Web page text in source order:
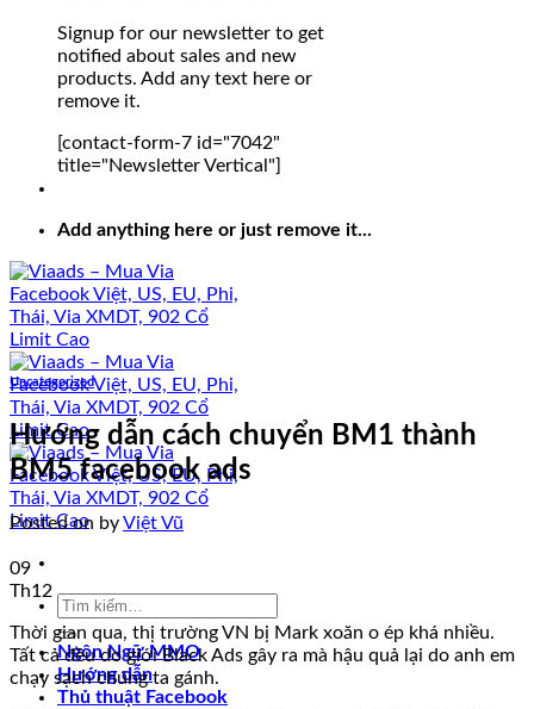
Signup for our newsletter to get
notified about sales and new
products. Add any text here or
remove it.
[contact-form-7 id="7042"
title="Newsletter Vertical"]
Add anything here or just remove it...
Tìm
kiếm:
Ngôn Ngữ MMO
Hướng dẫn
Thủ thuật Facebook
Uncategorized
Hướng dẫn cách chuyển BM1 thành
BM5 facebook ads
Posted on byViệt Vũ
09
Th12
Thời gian qua, thị trường VN bị Mark xoăn o ép khá nhiều.
Tất cả đều do giới Black Ads gây ra mà hậu quả lại do anh em
chạy sạch chúng ta gánh.